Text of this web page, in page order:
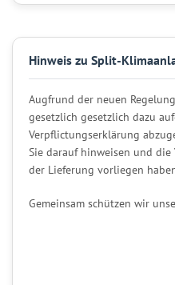
Hinweis zu Split-
Augfrund der neuen
gesetzlich gesetzlich dazu
Verpflictungserklärung
Sie darauf hinweisen und
der Lieferung vorliegen
Gemeinsam schützen wir